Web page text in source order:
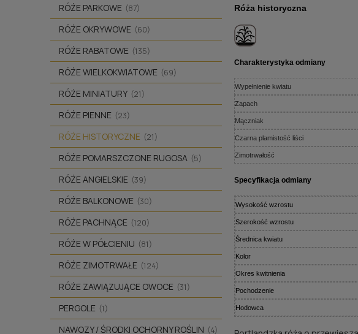
RÓŻE PARKOWE (87)
RÓŻE OKRYWOWE (60)
RÓŻE RABATOWE (135)
RÓŻE WIELKOKWIATOWE (69)
RÓŻE MINIATURY (21)
RÓŻE PIENNE (23)
RÓŻE HISTORYCZNE (21)
RÓŻE POMARSZCZONE RUGOSA (5)
RÓŻE ANGIELSKIE (39)
RÓŻE BALKONOWE (30)
RÓŻE PACHNĄCE (120)
RÓŻE W PÓŁCIENIU (81)
RÓŻE ZIMOTRWAŁE (124)
RÓŻE ZAWIĄZUJĄCE OWOCE (31)
PERGOLE (1)
NAWOZY / ŚRODKI OCHORNY ROŚLIN (4)
Róża historyczna
Charakterystyka odmiany
Wypełnienie kwiatu
Zapach
Mączniak
Czarna plamistość liści
Zimotrwałość
Specyfikacja odmiany
Wysokość wzrostu
Szerokość wzrostu
Średnica kwiatu
Kolor
Okres kwitnienia
Pochodzenie
Hodowca